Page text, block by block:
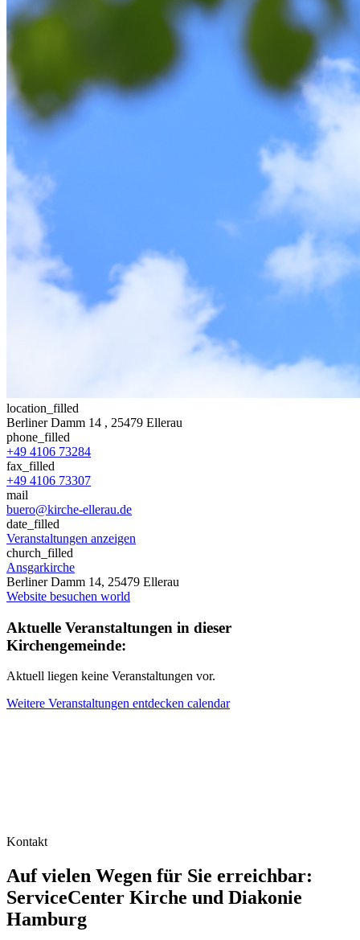
location_filled
Berliner Damm 14 , 25479 Ellerau
phone_filled
+49 4106 73284
fax_filled
+49 4106 73307
mail
buero@kirche-ellerau.de
date_filled
Veranstaltungen anzeigen
church_filled
Ansgarkirche
Berliner Damm 14, 25479 Ellerau
Website besuchen world
Aktuelle Veranstaltungen in dieser
Kirchengemeinde:
Aktuell liegen keine Veranstaltungen vor.
Weitere Veranstaltungen entdecken calendar
Kontakt
Auf vielen Wegen für Sie erreichbar:
ServiceCenter Kirche und Diakonie
Hamburg